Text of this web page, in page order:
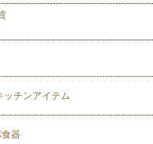
ッチンアイテム
器